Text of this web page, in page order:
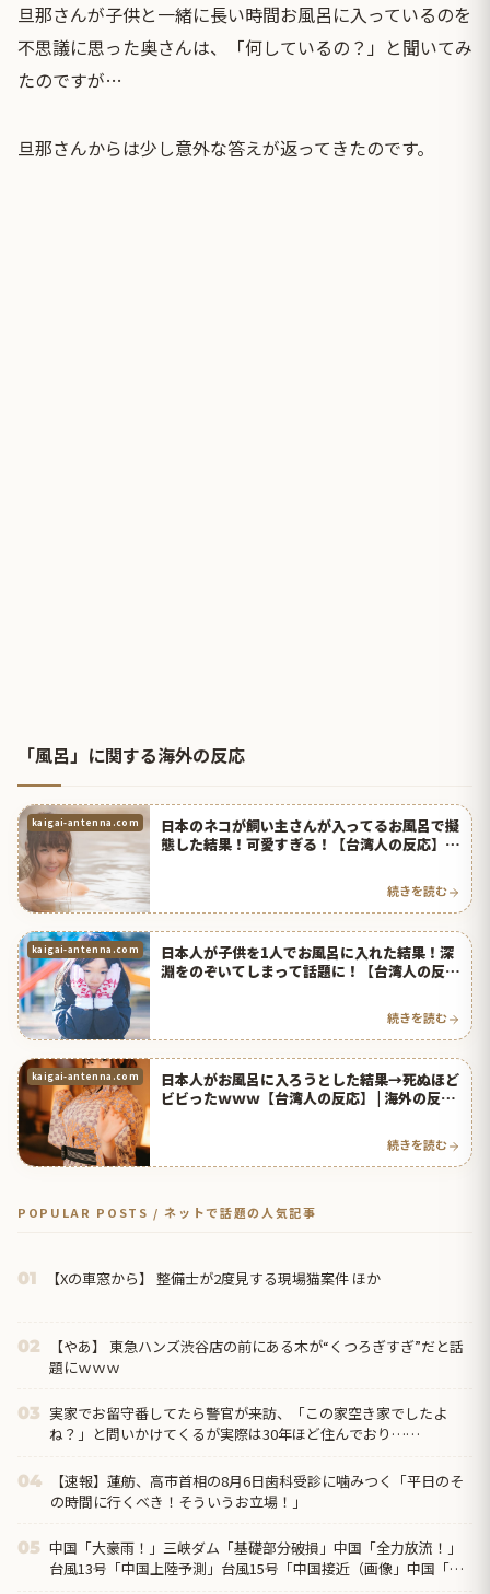
旦那さんが子供と一緒に長い時間お風呂に入っているのを
不思議に思った奥さんは、「何しているの？」と聞いてみ
たのですが…
旦那さんからは少し意外な答えが返ってきたのです。
「風呂」に関する海外の反応
kaigai-antenna.com
日本のネコが飼い主さんが入ってるお風呂で擬
態した結果！可愛すぎる！【台湾人の反応】 |
続きを読む
kaigai-antenna.com
日本人が子供を1人でお風呂に入れた結果！深
淵をのぞいてしまって話題に！【台湾人の反
続きを読む
kaigai-antenna.com
日本人がお風呂に入ろうとした結果→死ぬほど
ビビったｗｗｗ【台湾人の反応】 | 海外の反応
続きを読む
POPULAR POSTS / ネットで話題の人気記事
01 【Xの車窓から】 整備士が2度見する現場猫案件 ほか
02
【やあ】 東急ハンズ渋谷店の前にある木が“くつろぎすぎ”だと話
題にｗｗｗ
03 実家でお留守番してたら警官が来訪、「この家空き家でしたよ
ね？」と問いかけてくるが実際は30年ほど住んでおり……
04
【速報】蓮舫、高市首相の8月6日歯科受診に噛みつく「平日のそ
の時間に行くべき！そういうお立場！」
05 中国「大豪雨！」三峡ダム「基礎部分破損」中国「全力放流！」
台風13号「中国上陸予測」台風15号「中国接近（画像」中国「台